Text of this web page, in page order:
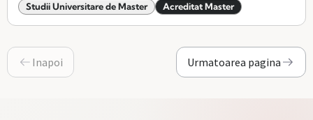
Studii Universitare de Master Acreditat Master
Inapoi Urmatoarea pagina